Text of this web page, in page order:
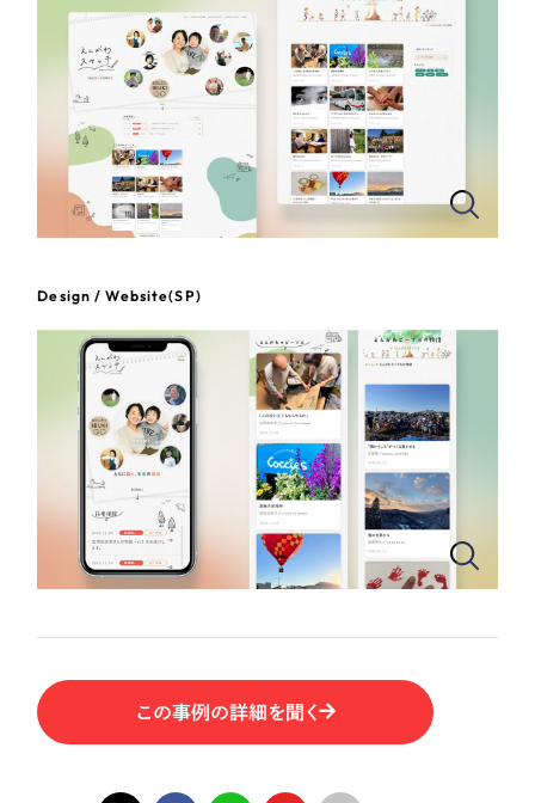
さらに条件を追加する
Design / Website(SP)
この事例の詳細を聞く